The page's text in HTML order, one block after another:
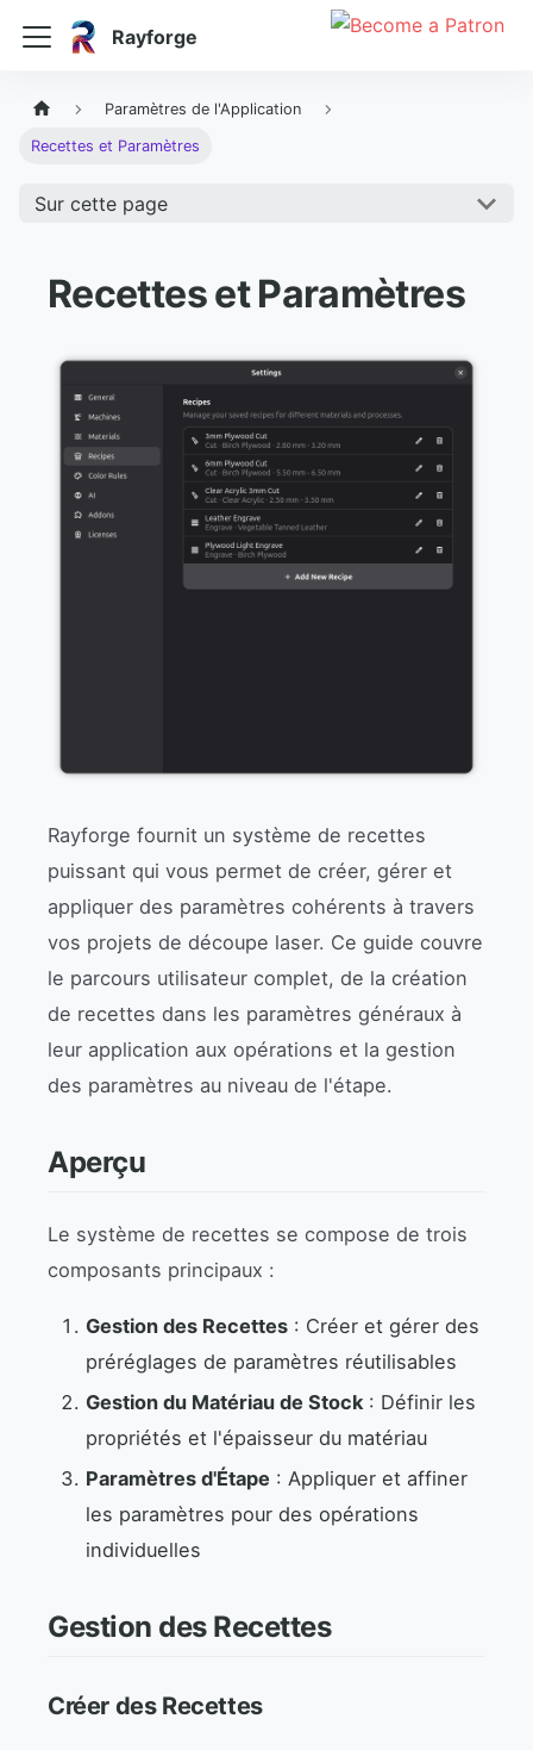
Rayforge
Paramètres de l'Application
Recettes et Paramètres
Sur cette page
Recettes et Paramètres
Rayforge fournit un système de recettes
puissant qui vous permet de créer, gérer et
appliquer des paramètres cohérents à travers
vos projets de découpe laser. Ce guide couvre
le parcours utilisateur complet, de la création
de recettes dans les paramètres généraux à
leur application aux opérations et la gestion
des paramètres au niveau de l'étape.
Aperçu
Le système de recettes se compose de trois
composants principaux :
Gestion des Recettes : Créer et gérer des
préréglages de paramètres réutilisables
Gestion du Matériau de Stock : Définir les
propriétés et l'épaisseur du matériau
Paramètres d'Étape : Appliquer et affiner
les paramètres pour des opérations
individuelles
Gestion des Recettes
Créer des Recettes